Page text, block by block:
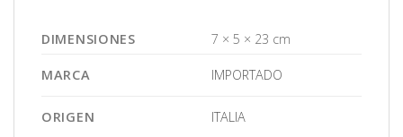
DIMENSIONES 7 × 5 × 23 cm
MARCA IMPORTADO
ORIGEN ITALIA